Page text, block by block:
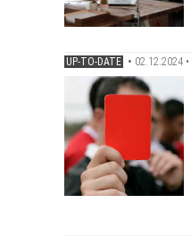
UP-TO-DATE • 02.12.2024 •